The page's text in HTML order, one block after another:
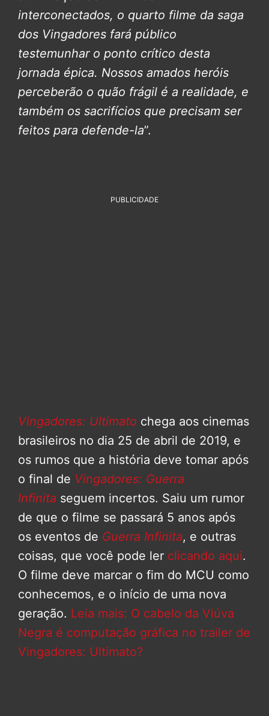
interconectados, o quarto filme da saga
dos Vingadores fará público
testemunhar o ponto crítico desta
jornada épica. Nossos amados heróis
perceberão o quão frágil é a realidade, e
também os sacrifícios que precisam ser
feitos para defende-la”.
PUBLICIDADE
Vingadores: Ultimato chega aos cinemas
brasileiros no dia 25 de abril de 2019, e
os rumos que a história deve tomar após
o final de Vingadores: Guerra
Infinita seguem incertos. Saiu um rumor
de que o filme se passará 5 anos após
os eventos de Guerra Infinita, e outras
coisas, que você pode ler clicando aqui.
O filme deve marcar o fim do MCU como
conhecemos, e o início de uma nova
geração. Leia mais: O cabelo da Viúva
Negra é computação gráfica no trailer de
Vingadores: Ultimato?